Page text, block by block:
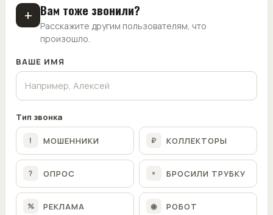
+ Вам тоже звонили?
Расскажите другим пользователям, что
произошло.
ВАШЕ ИМЯ
Тип звонка
! МОШЕННИКИ ₽ КОЛЛЕКТОРЫ
? ОПРОС × БРОСИЛИ ТРУБКУ
% РЕКЛАМА ◉ РОБОТ